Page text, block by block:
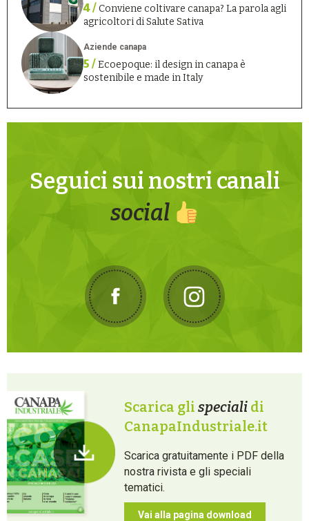
4 /Conviene coltivare canapa? La parola agli
agricoltori di Salute Sativa
Aziende canapa
5 /Ecoepoque: il design in canapa è
sostenibile e made in Italy
Seguici sui nostri canali
social
Scarica gli speciali di
CanapaIndustriale.it
Scarica gratuitamente i PDF della
nostra rivista e gli speciali
tematici.
Vai alla pagina download